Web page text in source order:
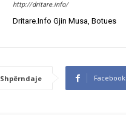
http://dritare.info/
Dritare.Info Gjin Musa, Botues
Shpërndaje Facebook